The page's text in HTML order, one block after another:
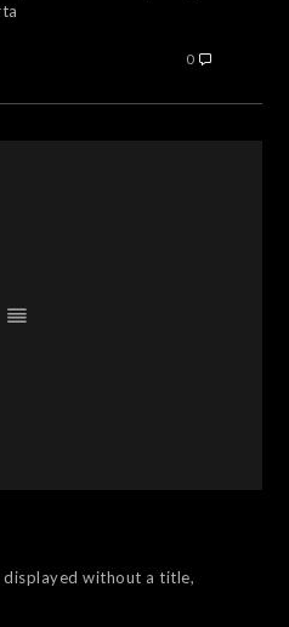
0
displayed without a title,